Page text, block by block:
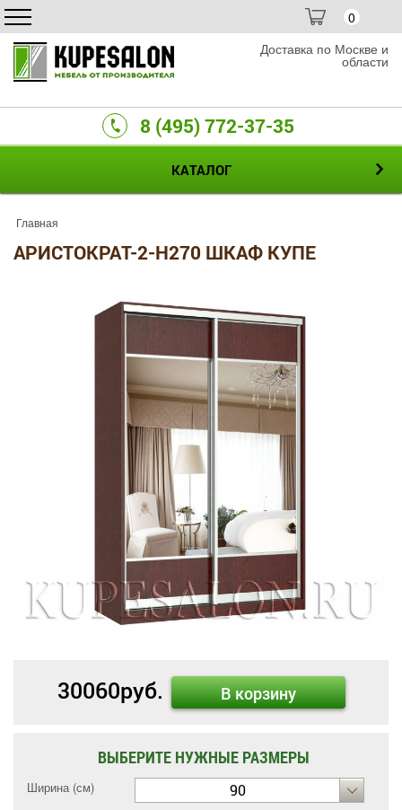
0
Доставка по Москве и
области
8 (495) 772-37-35
КАТАЛОГ
Главная
АРИСТОКРАТ-2-H270 ШКАФ КУПЕ
30060руб. В корзину
ВЫБЕРИТЕ НУЖНЫЕ РАЗМЕРЫ
Ширина (см) 90